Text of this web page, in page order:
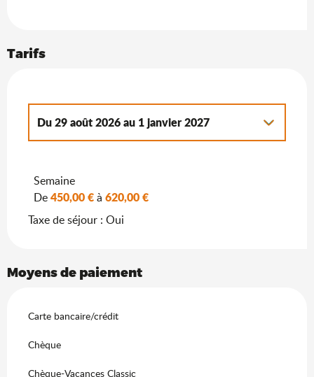
Tarifs
Du29 août 2026au 1 janvier 2027
Du2 janvier 2027au7 janvier 2028
Semaine
De450,00 €à 620,00 €
Taxe de séjour : Oui
Moyens de paiement
Carte bancaire/crédit
Chèque
Chèque-Vacances Classic